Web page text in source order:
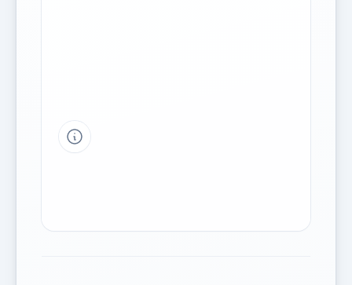
Tipp a grafikon jelmagyarázatához